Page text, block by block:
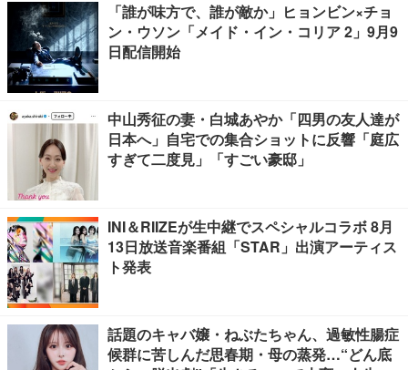
「誰が味方で、誰が敵か」ヒョンビン×チョ
ン・ウソン「メイド・イン・コリア 2」9月9
日配信開始
中山秀征の妻・白城あやか「四男の友人達が
日本へ」自宅での集合ショットに反響「庭広
すぎて二度見」「すごい豪邸」
INI＆RIIZEが生中継でスペシャルコラボ 8月
13日放送音楽番組「STAR」出演アーティス
ト発表
話題のキャバ嬢・ねぶたちゃん、過敏性腸症
候群に苦しんだ思春期・母の蒸発…“どん底